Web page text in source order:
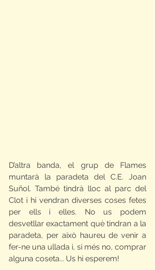
D’altra banda, el grup de Flames
muntarà la paradeta del C.E. Joan
Suñol. També tindrà lloc al parc del
Clot i hi vendran diverses coses fetes
per ells i elles. No us podem
desvetllar exactament què tindran a la
paradeta, per això haureu de venir a
fer-ne una ullada i, si més no, comprar
alguna coseta... Us hi esperem!